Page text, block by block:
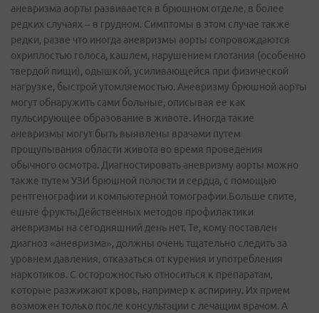
аневризма аорты развивается в брюшном отделе, в более
редких случаях – в грудном. Симптомы в этом случае также
редки, разве что иногда аневризмы аорты сопровождаются
охриплостью голоса, кашлем, нарушением глотания (особенно
твердой пищи), одышкой, усиливающейся при физической
нагрузке, быстрой утомляемостью. Аневризму брюшной аорты
могут обнаружить сами больные, описывая ее как
пульсирующее образование в животе. Иногда такие
аневризмы могут быть выявлены врачами путем
прощупывания области живота во время проведения
обычного осмотра. Диагностировать аневризму аорты можно
также путем УЗИ брюшной полости и сердца, с помощью
рентгенографии и компьютерной томографии.Больше спите,
ешьте фруктыДейственных методов профилактики
аневризмы на сегодняшний день нет. Те, кому поставлен
диагноз «аневризма», должны очень тщательно следить за
уровнем давления, отказаться от курения и употребления
наркотиков. С осторожностью относиться к препаратам,
которые разжижают кровь, например к аспирину. Их прием
возможен только после консультации с лечащим врачом. А